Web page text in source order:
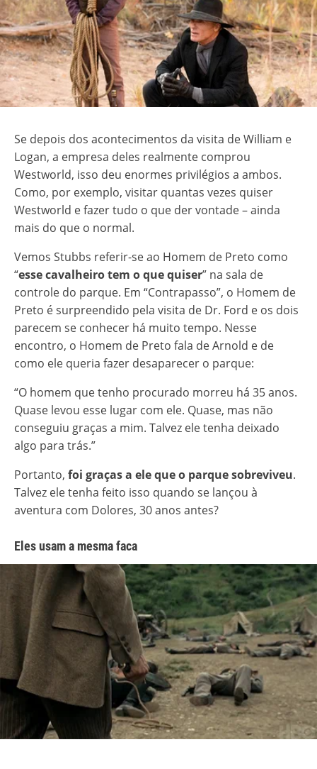
Se depois dos acontecimentos da visita de William e
Logan, a empresa deles realmente comprou
Westworld, isso deu enormes privilégios a ambos.
Como, por exemplo, visitar quantas vezes quiser
Westworld e fazer tudo o que der vontade – ainda
mais do que o normal.
Vemos Stubbs referir-se ao Homem de Preto como
“esse cavalheiro tem o que quiser” na sala de
controle do parque. Em “Contrapasso”, o Homem de
Preto é surpreendido pela visita de Dr. Ford e os dois
parecem se conhecer há muito tempo. Nesse
encontro, o Homem de Preto fala de Arnold e de
como ele queria fazer desaparecer o parque:
“O homem que tenho procurado morreu há 35 anos.
Quase levou esse lugar com ele. Quase, mas não
conseguiu graças a mim. Talvez ele tenha deixado
algo para trás.”
Portanto, foi graças a ele que o parque sobreviveu.
Talvez ele tenha feito isso quando se lançou à
aventura com Dolores, 30 anos antes?
Eles usam a mesma faca